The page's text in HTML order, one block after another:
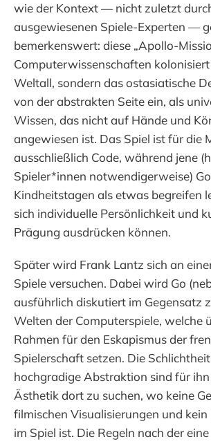
wie der Kontext — nicht zuletzt
ausgewiesenen Spiele-Experten —
bemerkenswert: diese „Apollo-
Computerwissenschaften
Weltall, sondern das ostasiatische
von der abstrakten Seite ein, als
Wissen, das nicht auf Hände und
angewiesen ist. Das Spiel ist für die
ausschließlich Code, während jene
Spieler*innen notwendigerweise)
Kindheitstagen als etwas begreifen
sich individuelle Persönlichkeit und
Prägung ausdrücken können.
Später wird Frank Lantz sich an
Spiele versuchen. Dabei wird Go
ausführlich diskutiert im Gegensatz
Welten der Computerspiele, welche
Rahmen für den Eskapismus der
Spielerschaft setzen. Die
hochgradige Abstraktion sind für
Ästhetik dort zu suchen, wo keine
filmischen Visualisierungen und kein
im Spiel ist. Die Regeln nach der eine